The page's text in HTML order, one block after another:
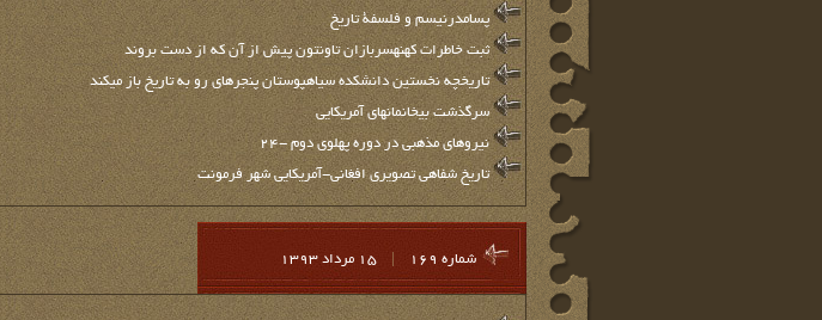
پسامدرنیسم و فلسفۀ تاریخ
ثبت خاطرات کهنه‏سربازان تاونتون پیش از آن که از دست بروند
تاریخچه نخستین دانشکده سیاه‏پوستان پنجره‏ای رو به تاریخ باز می‏کند
سرگذشت بی‏خانمان‏های آمریکایی
نیروهای مذهبی در دوره پهلوی دوم -۲۴
تاريخ شفاهی تصويری افغانی-آمريكايی شهر فرمونت
شماره 169